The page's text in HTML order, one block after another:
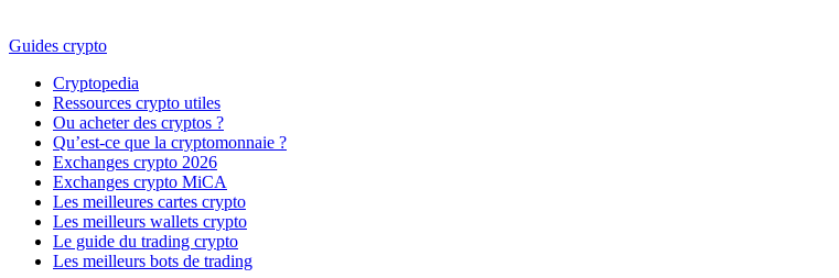
Guides crypto
Cryptopedia
Ressources crypto utiles
Ou acheter des cryptos ?
Qu’est-ce que la cryptomonnaie ?
Exchanges crypto 2026
Exchanges crypto MiCA
Les meilleures cartes crypto
Les meilleurs wallets crypto
Le guide du trading crypto
Les meilleurs bots de trading